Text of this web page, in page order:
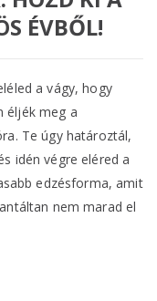
ÉVBŐL!
a vágy, hogy
éljék meg a
Te úgy határoztál,
idén végre eléred a
edzésforma, amit
nem marad el